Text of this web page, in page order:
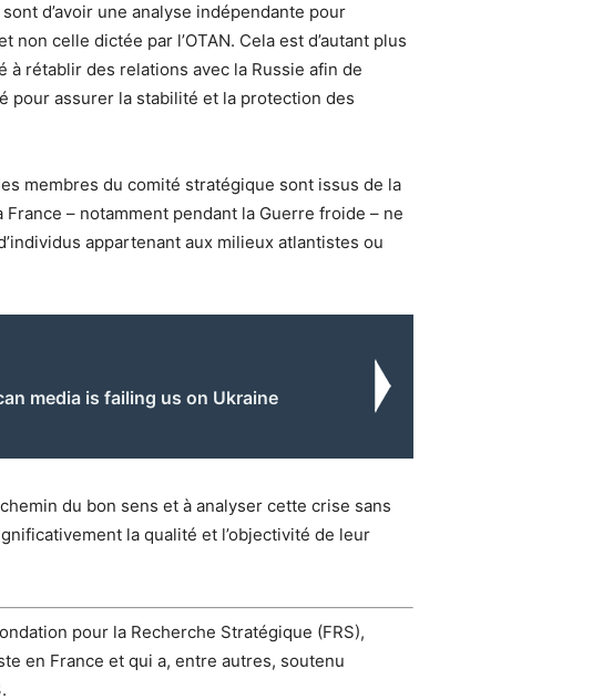
d’avoir une analyse indépendante pour
celle dictée par l’OTAN. Cela est d’autant plus
rétablir des relations avec la Russie afin de
pour assurer la stabilité et la protection des
membres du comité stratégique sont issus de la
– notamment pendant la Guerre froide – ne
appartenant aux milieux atlantistes ou
media is failing us on Ukraine
du bon sens et à analyser cette crise sans
la qualité et l’objectivité de leur
pour la Recherche Stratégique (FRS),
en France et qui a, entre autres, soutenu